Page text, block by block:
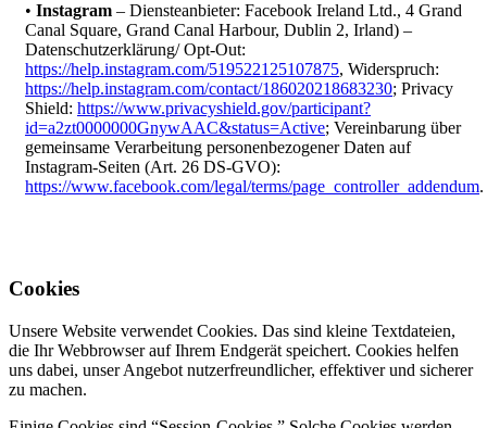
• Instagram – Diensteanbieter: Facebook Ireland Ltd., 4 Grand
Canal Square, Grand Canal Harbour, Dublin 2, Irland) –
Datenschutzerklärung/ Opt-Out:
https://help.instagram.com/519522125107875, Widerspruch:
https://help.instagram.com/contact/186020218683230; Privacy
Shield: https://www.privacyshield.gov/participant?
id=a2zt0000000GnywAAC&status=Active; Vereinbarung über
gemeinsame Verarbeitung personenbezogener Daten auf
Instagram-Seiten (Art. 26 DS-GVO):
https://www.facebook.com/legal/terms/page_controller_addendum.
Cookies
Unsere Website verwendet Cookies. Das sind kleine Textdateien,
die Ihr Webbrowser auf Ihrem Endgerät speichert. Cookies helfen
uns dabei, unser Angebot nutzerfreundlicher, effektiver und sicherer
zu machen.